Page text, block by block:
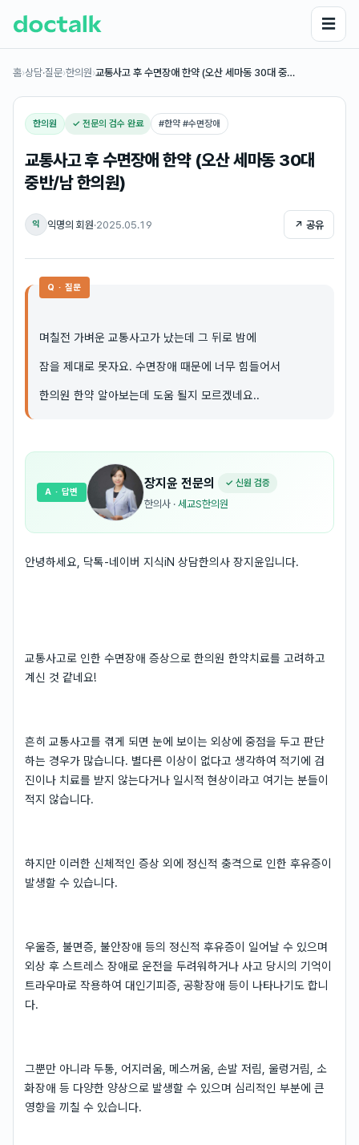
☰
홈›상담·질문›한의원›교통사고 후 수면장애 한약 (오산 세마동 30대 중…
한의원 ✓ 전문의 검수 완료 #한약 #수면장애
교통사고 후 수면장애 한약 (오산 세마동 30대
중반/남 한의원)
익 익명의 회원·2025.05.19 ↗ 공유
Q · 질문
며칠전 가벼운 교통사고가 났는데 그 뒤로 밤에
잠을 제대로 못자요. 수면장애 때문에 너무 힘들어서
한의원 한약 알아보는데 도움 될지 모르겠네요..
장지윤 전문의 ✓ 신원 검증
한의사 · 세교S한의원
A · 답변
안녕하세요, 닥톡-네이버 지식iN 상담한의사 장지윤입니다.
교통사고로 인한 수면장애 증상으로 한의원 한약치료를 고려하고
계신 것 같네요!
흔히 교통사고를 겪게 되면 눈에 보이는 외상에 중점을 두고 판단
하는 경우가 많습니다. 별다른 이상이 없다고 생각하여 적기에 검
진이나 치료를 받지 않는다거나 일시적 현상이라고 여기는 분들이
적지 않습니다.
하지만 이러한 신체적인 증상 외에 정신적 충격으로 인한 후유증이
발생할 수 있습니다.
우울증, 불면증, 불안장애 등의 정신적 후유증이 일어날 수 있으며
외상 후 스트레스 장애로 운전을 두려워하거나 사고 당시의 기억이
트라우마로 작용하여 대인기피증, 공황장애 등이 나타나기도 합니
다.
그뿐만 아니라 두통, 어지러움, 메스꺼움, 손발 저림, 울렁거림, 소
화장애 등 다양한 양상으로 발생할 수 있으며 심리적인 부분에 큰
영향을 끼칠 수 있습니다.